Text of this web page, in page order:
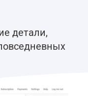
детали,